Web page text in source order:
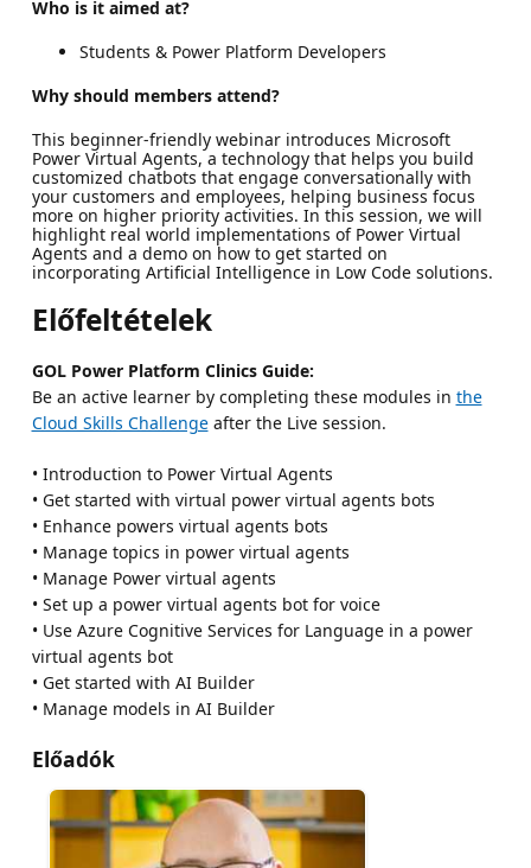
Who is it aimed at?
Students & Power Platform Developers
Why should members attend?
This beginner-friendly webinar introduces Microsoft
Power Virtual Agents, a technology that helps you build
customized chatbots that engage conversationally with
your customers and employees, helping business focus
more on higher priority activities. In this session, we will
highlight real world implementations of Power Virtual
Agents and a demo on how to get started on
incorporating Artificial Intelligence in Low Code solutions.
Előfeltételek
GOL Power Platform Clinics Guide:
Be an active learner by completing these modules in the
Cloud Skills Challengeafter the Live session.
• Introduction to Power Virtual Agents
• Get started with virtual power virtual agents bots
• Enhance powers virtual agents bots
• Manage topics in power virtual agents
• Manage Power virtual agents
• Set up a power virtual agents bot for voice
• Use Azure Cognitive Services for Language in a power
virtual agents bot
• Get started with AI Builder
• Manage models in AI Builder
Előadók